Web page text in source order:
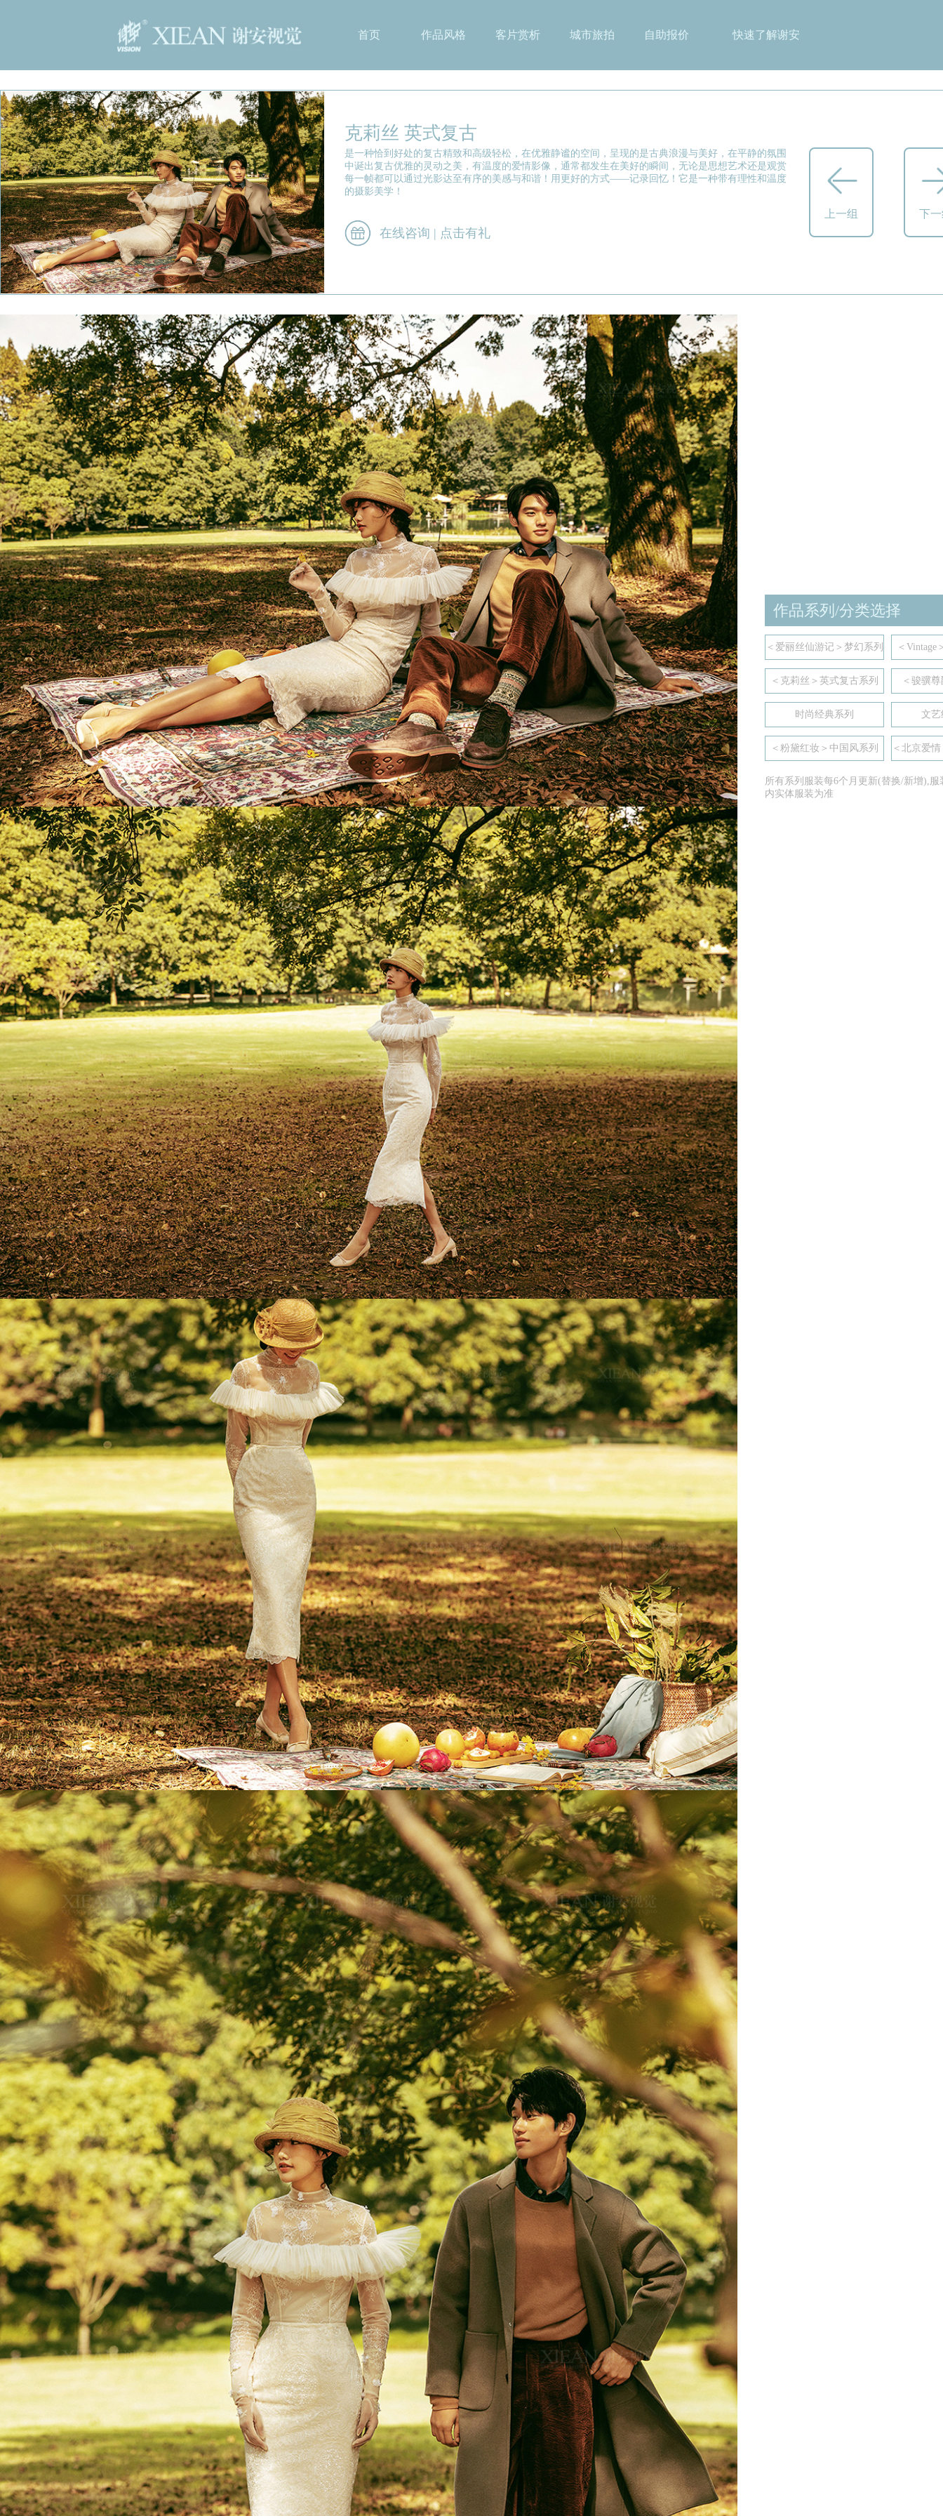
首页 作品风格 客片赏析 城市旅拍 自助报价 快速了解谢安
克莉丝 英式复古
是一种恰到好处的复古精致和高级轻松，在优雅静谧的空间，呈现的是古典浪漫与美好，在平静的氛围
中诞出复古优雅的灵动之美，有温度的爱情影像，通常都发生在美好的瞬间，无论是思想艺术还是观赏
每一帧都可以通过光影达至有序的美感与和谐！用更好的方式——记录回忆！它是一种带有理性和温度
的摄影美学！
在线咨询 | 点击有礼
上一组 下
作品系列/分类选择
＜爱丽丝仙游记＞梦幻系列 ＜Vintage
＜克莉丝＞英式复古系列 ＜骏骥
时尚经典系列 文艺
＜粉黛红妆＞中国风系列 ＜北京爱
所有系列服装每6个月更新(替换/新增),服
内实体服装为准